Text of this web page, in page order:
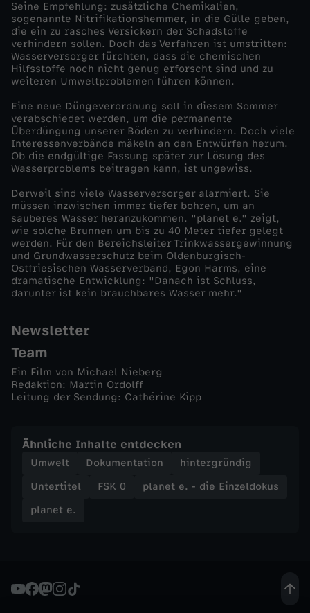
t
b
m
b
e
i
m
T
r
i
n
w
a
e
Seine Empfehlung: zusätzliche Chemikalien,
sogenannte Nitrifikationshemmer, in die Gülle geben,
die ein zu rasches Versickern der Schadstoffe
verhindern sollen. Doch das Verfahren ist umstritten:
Wasserversorger fürchten, dass die chemischen
Hilfsstoffe noch nicht genug erforscht sind und zu
weiteren Umweltproblemen führen können.
Eine neue Düngeverordnung soll in diesem Sommer
verabschiedet werden, um die permanente
Überdüngung unserer Böden zu verhindern. Doch viele
Interessenverbände mäkeln an den Entwürfen herum.
Ob die endgültige Fassung später zur Lösung des
Wasserproblems beitragen kann, ist ungewiss.
Derweil sind viele Wasserversorger alarmiert. Sie
müssen inzwischen immer tiefer bohren, um an
sauberes Wasser heranzukommen. "planet e." zeigt,
wie solche Brunnen um bis zu 40 Meter tiefer gelegt
werden. Für den Bereichsleiter Trinkwassergewinnung
und Grundwasserschutz beim Oldenburgisch-
Ostfriesischen Wasserverband, Egon Harms, eine
dramatische Entwicklung: "Danach ist Schluss,
darunter ist kein brauchbares Wasser mehr."
Newsletter
Team
Ein Film von Michael Nieberg
Redaktion: Martin Ordolff
Leitung der Sendung: Cathérine Kipp
Ähnliche Inhalte entdecken
Umwelt Dokumentation
hintergründig
Untertitel
FSK 0
planet e. - die Einzeldokus
planet e.